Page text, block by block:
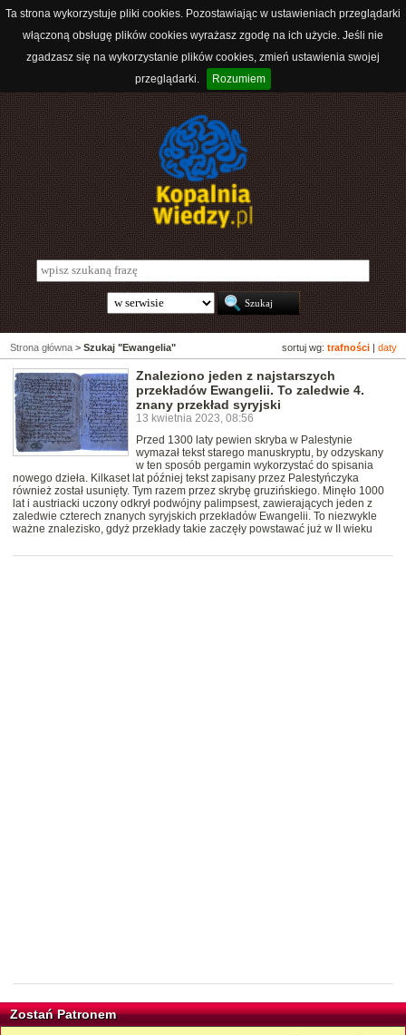
Ta strona wykorzystuje pliki cookies. Pozostawiając w ustawieniach przeglądarki
włączoną obsługę plików cookies wyrażasz zgodę na ich użycie. Jeśli nie
zgadzasz się na wykorzystanie plików cookies, zmień ustawienia swojej
przeglądarki.
Rozumiem
sortuj wg: trafności daty
Strona główna > Szukaj "Ewangelia"
Znaleziono jeden z najstarszych
przekładów Ewangelii. To zaledwie 4.
znany przekład syryjski
13 kwietnia 2023, 08:56
Przed 1300 laty pewien skryba w Palestynie
wymazał tekst starego manuskryptu, by odzyskany
w ten sposób pergamin wykorzystać do spisania
nowego dzieła. Kilkaset lat później tekst zapisany przez Palestyńczyka
również został usunięty. Tym razem przez skrybę gruzińskiego. Minęło 1000
lat i austriacki uczony odkrył podwójny palimpsest, zawierających jeden z
zaledwie czterech znanych syryjskich przekładów Ewangelii. To niezwykle
ważne znalezisko, gdyż przekłady takie zaczęły powstawać już w II wieku
Zostań Patronem